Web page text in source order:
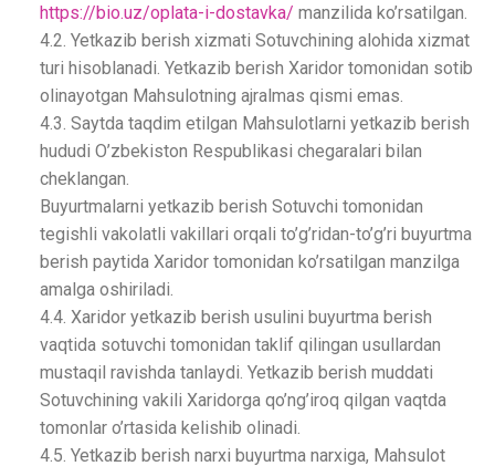
https://bio.uz/oplata-i-dostavka/ manzilida ko’rsatilgan.
4.2. Yetkazib berish xizmati Sotuvchining alohida xizmat
turi hisoblanadi. Yetkazib berish Xaridor tomonidan sotib
olinayotgan Mahsulotning ajralmas qismi emas.
4.3. Saytda taqdim etilgan Mahsulotlarni yetkazib berish
hududi O’zbekiston Respublikasi chegaralari bilan
cheklangan.
Buyurtmalarni yetkazib berish Sotuvchi tomonidan
tegishli vakolatli vakillari orqali to’g’ridan-to’g’ri buyurtma
berish paytida Xaridor tomonidan ko’rsatilgan manzilga
amalga oshiriladi.
4.4. Xaridor yetkazib berish usulini buyurtma berish
vaqtida sotuvchi tomonidan taklif qilingan usullardan
mustaqil ravishda tanlaydi. Yetkazib berish muddati
Sotuvchining vakili Xaridorga qo’ng’iroq qilgan vaqtda
tomonlar o’rtasida kelishib olinadi.
4.5. Yetkazib berish narxi buyurtma narxiga, Mahsulot